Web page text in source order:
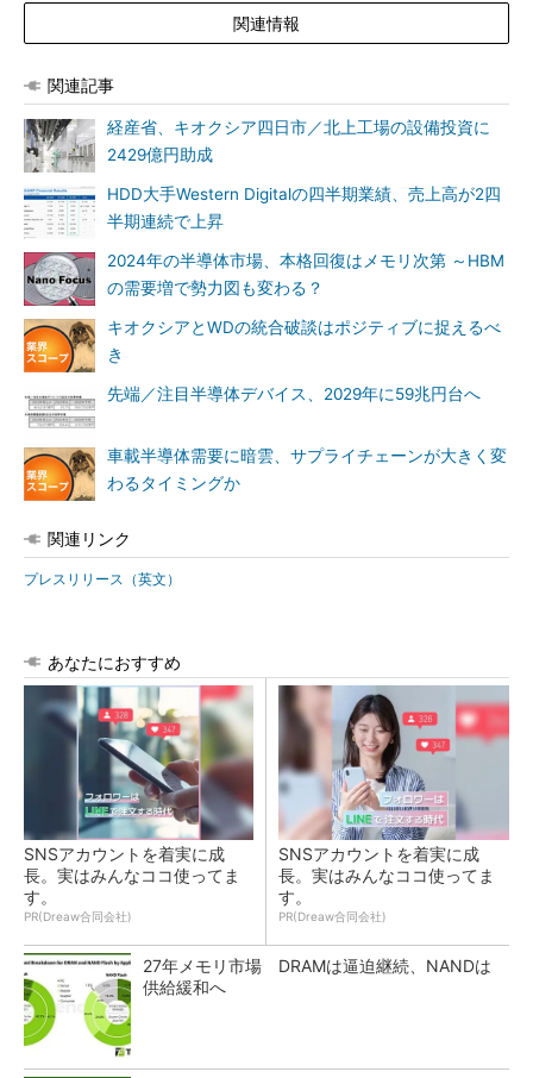
関連情報
関連記事
経産省、キオクシア四日市／北上工場の設備投資に
2429億円助成
HDD大手Western Digitalの四半期業績、売上高が2四
半期連続で上昇
2024年の半導体市場、本格回復はメモリ次第 ～HBM
の需要増で勢力図も変わる？
キオクシアとWDの統合破談はポジティブに捉えるべ
き
先端／注目半導体デバイス、2029年に59兆円台へ
車載半導体需要に暗雲、サプライチェーンが大きく変
わるタイミングか
関連リンク
プレスリリース（英文）
あなたにおすすめ
SNSアカウントを着実に成
長。実はみんなココ使ってま
す。
PR(Dreaw合同会社)
SNSアカウントを着実に成
長。実はみんなココ使ってま
す。
PR(Dreaw合同会社)
27年メモリ市場 DRAMは逼迫継続、NANDは
供給緩和へ